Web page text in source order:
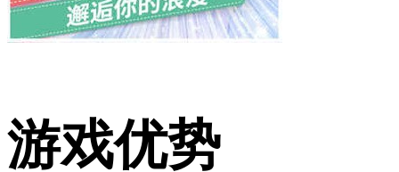
游戏优势